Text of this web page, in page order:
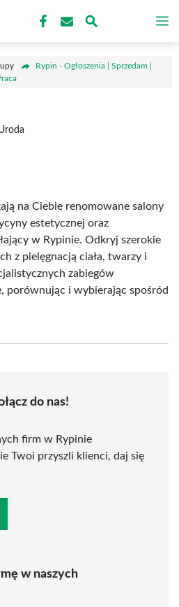
Rypin - Ogłoszenia | Sprzedam |
na Ciebie renomowane salony
estetycznej oraz
w Rypinie. Odkryj szerokie
z pielęgnacją ciała, twarzy i
zabiegów
porównując i wybierając spośród
do nas!
firm w Rypinie
Twoi przyszli klienci, daj się
w naszych